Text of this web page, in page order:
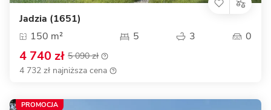
Jadzia (1651)
150 m²
5 3 0
4 740 zł 5 090 zł
4 732 zł najniższa cena
PROMOCJA